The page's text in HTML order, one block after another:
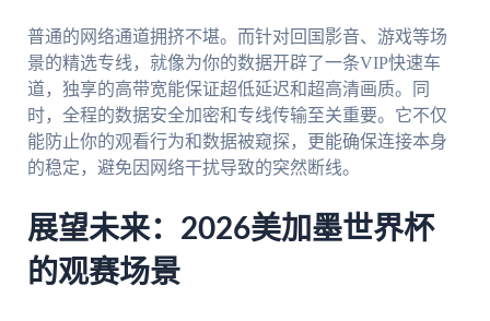
普通的网络通道拥挤不堪。而针对回国影音、游戏等场
景的精选专线，就像为你的数据开辟了一条VIP快速车
道，独享的高带宽能保证超低延迟和超高清画质。同
时，全程的数据安全加密和专线传输至关重要。它不仅
能防止你的观看行为和数据被窥探，更能确保连接本身
的稳定，避免因网络干扰导致的突然断线。
展望未来：2026美加墨世界杯
的观赛场景